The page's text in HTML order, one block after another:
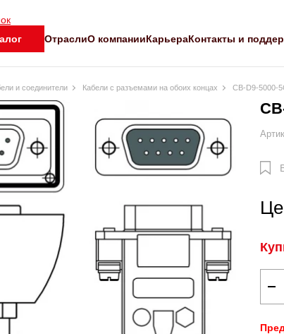
ОтраслиО компанииКарьераКонтакты и
и соединители Кабели с разъемами на обоих концах CB-D9-5000-